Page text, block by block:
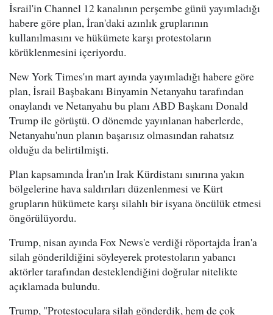
İsrail'in Channel 12 kanalının perşembe günü yayımladığı
habere göre plan, İran'daki azınlık gruplarının
kullanılmasını ve hükümete karşı protestoların
körüklenmesini içeriyordu.
New York Times'ın mart ayında yayımladığı habere göre
plan, İsrail Başbakanı Binyamin Netanyahu tarafından
onaylandı ve Netanyahu bu planı ABD Başkanı Donald
Trump ile görüştü. O dönemde yayınlanan haberlerde,
Netanyahu'nun planın başarısız olmasından rahatsız
olduğu da belirtilmişti.
Plan kapsamında İran'ın Irak Kürdistanı sınırına yakın
bölgelerine hava saldırıları düzenlenmesi ve Kürt
grupların hükümete karşı silahlı bir isyana öncülük etmesi
öngörülüyordu.
Trump, nisan ayında Fox News'e verdiği röportajda İran'a
silah gönderildiğini söyleyerek protestoların yabancı
aktörler tarafından desteklendiğini doğrular nitelikte
açıklamada bulundu.
Trump, "Protestoculara silah gönderdik, hem de çok